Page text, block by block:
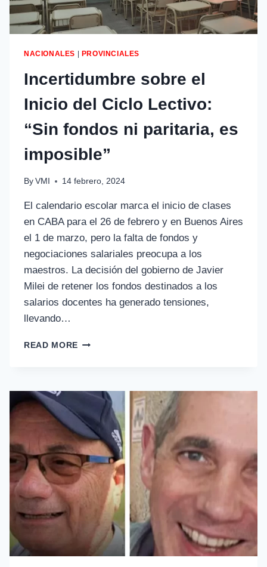
NACIONALES | PROVINCIALES
Incertidumbre sobre el
Inicio del Ciclo Lectivo:
“Sin fondos ni paritaria, es
imposible”
By VMI 14 febrero, 2024
El calendario escolar marca el inicio de clases
en CABA para el 26 de febrero y en Buenos Aires
el 1 de marzo, pero la falta de fondos y
negociaciones salariales preocupa a los
maestros. La decisión del gobierno de Javier
Milei de retener los fondos destinados a los
salarios docentes ha generado tensiones,
llevando…
READ MORE